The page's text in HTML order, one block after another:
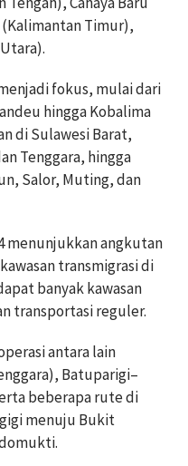
Timur),
fokus, mulai dari
hingga Kobalima
di Sulawesi Barat,
Tenggara, hingga
Salor, Muting, dan
menunjukkan angkutan
transmigrasi di
banyak kawasan
transportasi reguler.
antara lain
Batuparigi–
beberapa rute di
menuju Bukit